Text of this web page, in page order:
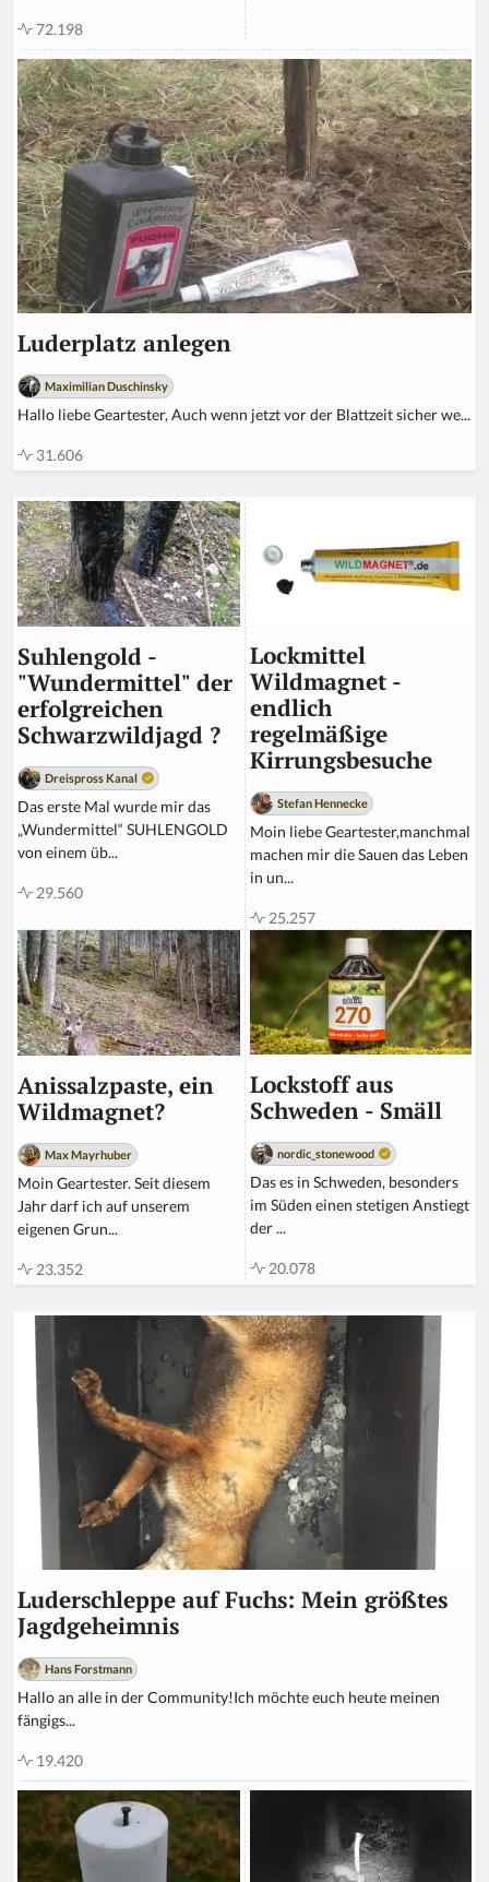
72.198
Luderplatz anlegen
Maximilian Duschinsky
Hallo liebe Geartester, Auch wenn jetzt vor der Blattzeit sicher we...
31.606
Suhlengold -
"Wundermittel" der
erfolgreichen
Schwarzwildjagd ?
Dreispross Kanal
Das erste Mal wurde mir das
„Wundermittel“ SUHLENGOLD
von einem üb...
29.560
Lockmittel
Wildmagnet -
endlich
regelmäßige
Kirrungsbesuche
Stefan Hennecke
Moin liebe Geartester,manchmal
machen mir die Sauen das Leben
in un...
25.257
Anissalzpaste, ein
Wildmagnet?
Max Mayrhuber
Moin Geartester. Seit diesem
Jahr darf ich auf unserem
eigenen Grun...
23.352
Lockstoff aus
Schweden - Smäll
nordic_stonewood
Das es in Schweden, besonders
im Süden einen stetigen Anstiegt
der ...
20.078
Luderschleppe auf Fuchs: Mein größtes
Jagdgeheimnis
Hans Forstmann
Hallo an alle in der Community!Ich möchte euch heute meinen
fängigs...
19.420